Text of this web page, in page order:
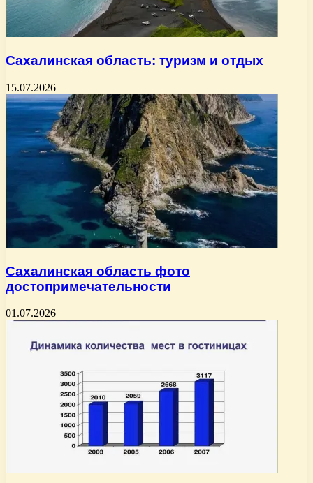
Сахалинская область: туризм и отдых
15.07.2026
Сахалинская область фото
достопримечательности
01.07.2026